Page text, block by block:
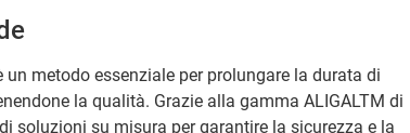
metodo essenziale per prolungare la durata di
la qualità. Grazie alla gamma ALIGALTM di
soluzioni su misura per garantire la sicurezza e la